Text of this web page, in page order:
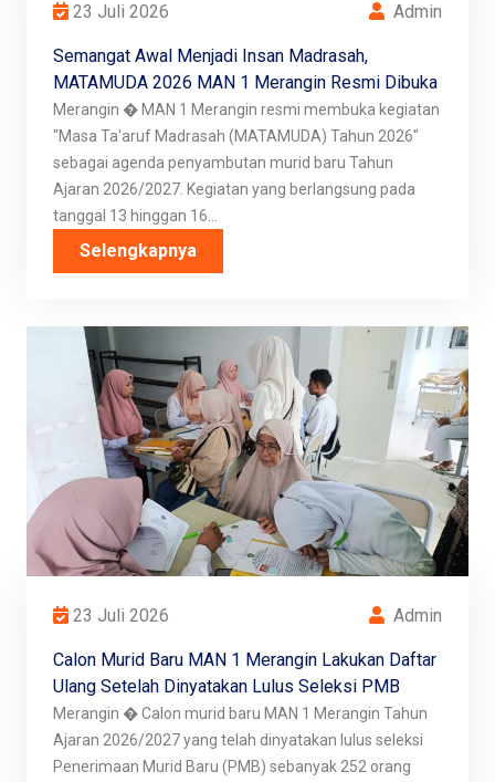
23 Juli 2026 Admin
Semangat Awal Menjadi Insan Madrasah,
MATAMUDA 2026 MAN 1 Merangin Resmi Dibuka
Merangin � MAN 1 Merangin resmi membuka kegiatan
"Masa Ta'aruf Madrasah (MATAMUDA) Tahun 2026"
sebagai agenda penyambutan murid baru Tahun
Ajaran 2026/2027. Kegiatan yang berlangsung pada
tanggal 13 hinggan 16...
Selengkapnya
23 Juli 2026 Admin
Calon Murid Baru MAN 1 Merangin Lakukan Daftar
Ulang Setelah Dinyatakan Lulus Seleksi PMB
Merangin � Calon murid baru MAN 1 Merangin Tahun
Ajaran 2026/2027 yang telah dinyatakan lulus seleksi
Penerimaan Murid Baru (PMB) sebanyak 252 orang